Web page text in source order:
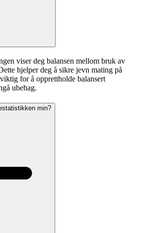
viser deg balansen mellom bruk av
hjelper deg å sikre jevn mating på
for å opprettholde balansert
ubehag.
min?